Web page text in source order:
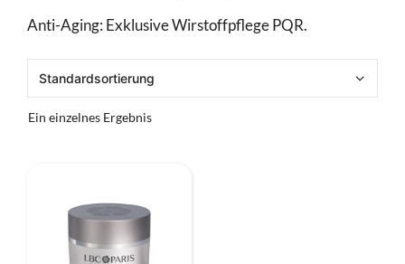
Anti-Aging: Exklusive Wirstoffpflege PQR.
Ein einzelnes Ergebnis